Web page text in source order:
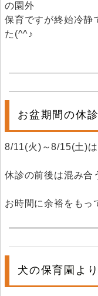
の園外
保育ですが終始冷静
た(^^♪
お盆期間の休
8/11(火)～8/15(土)
休診の前後は混み合
お時間に余裕をもっ
犬の保育園よ